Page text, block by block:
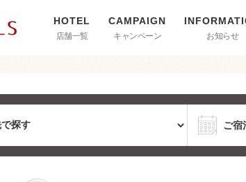
店舗一覧 キャンペーン お知らせ